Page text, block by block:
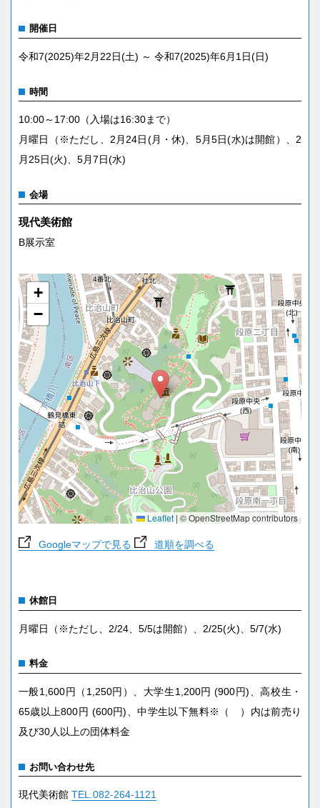
開催日
令和7(2025)年2月22日(土) ～ 令和7(2025)年6月1日(日)
時間
10:00～17:00（入場は16:30まで）
月曜日（※ただし、2月24日(月・休)、5月5日(水)は開館）、2
月25日(火)、5月7日(水)
会場
現代美術館
B展示室
+
−
Leaflet | © OpenStreetMap contributors
Googleマップで見る 道順を調べる
休館日
月曜日（※ただし、2/24、5/5は開館）、2/25(火)、5/7(水)
料金
一般1,600円（1,250円）、大学生1,200円 (900円)、高校生・
65歳以上800円 (600円)、中学生以下無料※（ ）内は前売り
及び30人以上の団体料金
お問い合わせ先
現代美術館 TEL.082-264-1121